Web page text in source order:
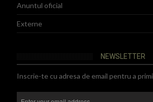
Anuntul oficial
Externe
NEWSLETTER
Inscrie-te cu adresa de email pentru a